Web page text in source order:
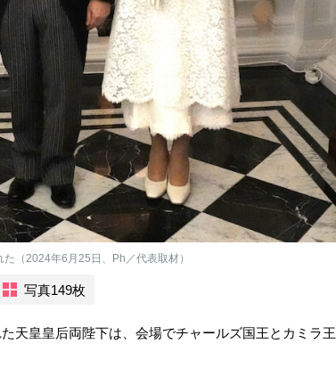
（2024年6月25日、Ph／代表取材）
写真149枚
天皇皇后両陛下は、会場でチャールズ国王とカミラ王